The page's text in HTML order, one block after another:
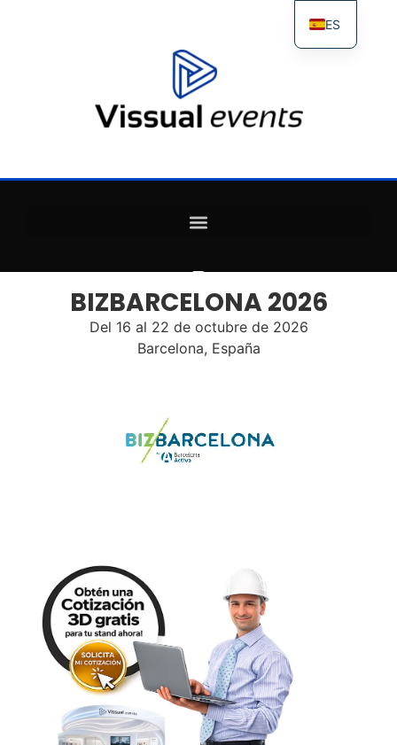
BIZBARCELONA 2026
Del 16 al 22 de octubre de 2026
Barcelona, España
ES
FR